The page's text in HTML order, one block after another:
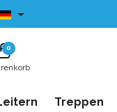
lager lieferbar
0
Treppen